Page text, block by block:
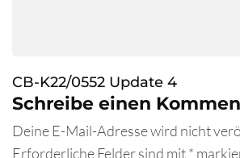
CB-K22/0552 Update 4
Schreibe einen
Deine E-Mail-Adresse wird nicht
Erforderliche Felder sind mit*